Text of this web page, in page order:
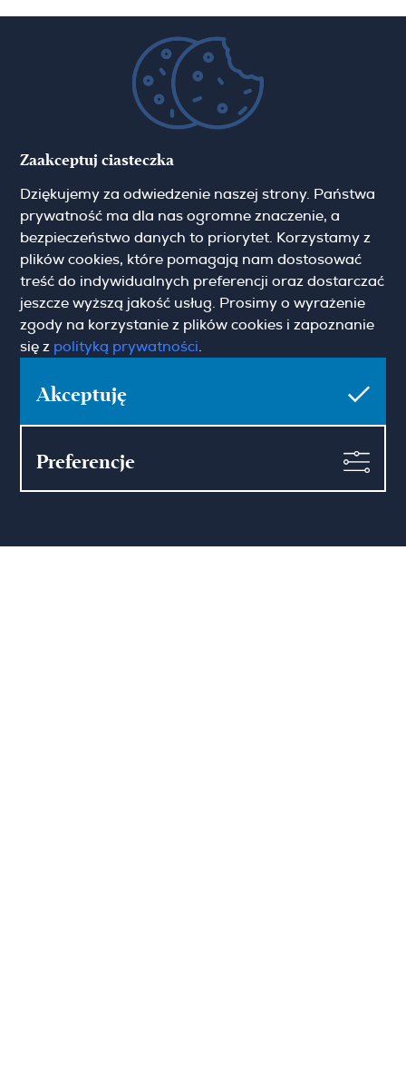
Zapisz się do newslettera
Imię
Email
Zgoda marketingowa Pokaż więcej
Hamilton May Warszawa
Sienna 39
warsaw@hamiltonmay.com
Zaakceptuj ciasteczka
Dziękujemy za odwiedzenie naszej strony. Państwa
prywatność ma dla nas ogromne znaczenie, a
bezpieczeństwo danych to priorytet. Korzystamy z
plików cookies, które pomagają nam dostosować
treść do indywidualnych preferencji oraz dostarczać
jeszcze wyższą jakość usług. Prosimy o wyrażenie
zgody na korzystanie z plików cookies i zapoznanie
się z polityką prywatności
Akceptuję
Preferencje